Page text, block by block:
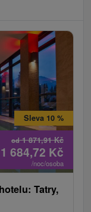
od1 871,91Kč
Sleva 10 %
1 684,72 Kč
/noc/osoba
Tatry,